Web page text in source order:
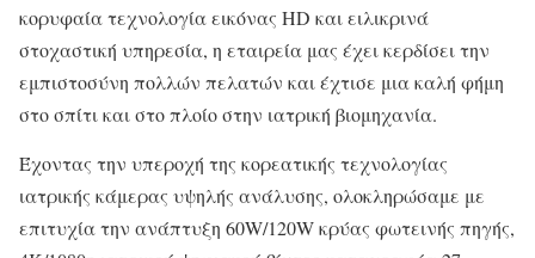
κορυφαία τεχνολογία εικόνας HD και ειλικρινά
στοχαστική υπηρεσία, η εταιρεία μας έχει κερδίσει την
εμπιστοσύνη πολλών πελατών και έχτισε μια καλή φήμη
στο σπίτι και στο πλοίο στην ιατρική βιομηχανία.
Έχοντας την υπεροχή της κορεατικής τεχνολογίας
ιατρικής κάμερας υψηλής ανάλυσης, ολοκληρώσαμε με
επιτυχία την ανάπτυξη 60W/120W κρύας φωτεινής πηγής,